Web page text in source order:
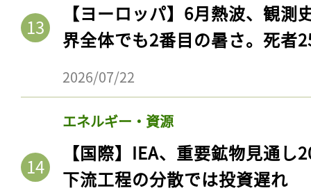
【ヨーロッパ】6月熱波、観
界全体でも2番目の暑さ。死者
2026/07/22
エネルギー・資源
【国際】IEA、重要鉱物見通
下流工程の分散では投資遅れ